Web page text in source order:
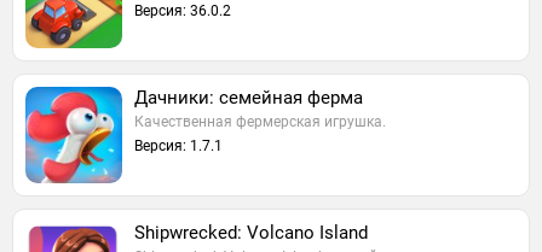
Версия: 36.0.2
Дачники: семейная ферма
Качественная фермерская игрушка.
Версия: 1.7.1
Shipwrecked: Volcano Island